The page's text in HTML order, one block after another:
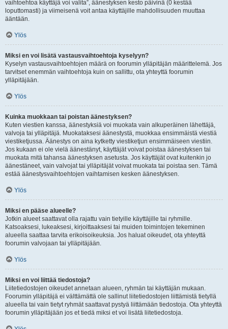
vaihtoehtoa käyttäjä voi valita”, äänestyksen kesto päivinä (0 kestää
loputtomasti) ja viimeisenä voit antaa käyttäjille mahdollisuuden muuttaa
ääntään.
Ylös
Miksi en voi lisätä vastausvaihtoehtoja kyselyyn?
Kyselyn vastausvaihtoehtojen määrä on foorumin ylläpitäjän määrittelemä. Jos
tarvitset enemmän vaihtoehtoja kuin on sallittu, ota yhteyttä foorumin
ylläpitäjään.
Ylös
Kuinka muokkaan tai poistan äänestyksen?
Kuten viestien kanssa, äänestyksiä voi muokata vain alkuperäinen lähettäjä,
valvoja tai ylläpitäjä. Muokataksesi äänestystä, muokkaa ensimmäistä viestiä
viestiketjussa. Äänestys on aina kytketty viestiketjun ensimmäiseen viestiin.
Jos kukaan ei ole vielä äänestänyt, käyttäjät voivat poistaa äänestyksen tai
muokata mitä tahansa äänestyksen asetusta. Jos käyttäjät ovat kuitenkin jo
äänestäneet, vain valvojat tai ylläpitäjät voivat muokata tai poistaa sen. Tämä
estää äänestysvaihtoehtojen vaihtamisen kesken äänestyksen.
Ylös
Miksi en pääse alueelle?
Jotkin alueet saattavat olla rajattu vain tietyille käyttäjille tai ryhmille.
Katsoaksesi, lukeaksesi, kirjoittaaksesi tai muiden toimintojen tekeminen
alueella saattaa tarvita erikoisoikeuksia. Jos haluat oikeudet, ota yhteyttä
foorumin valvojaan tai ylläpitäjään.
Ylös
Miksi en voi liittää tiedostoja?
Liitetiedostojen oikeudet annetaan alueen, ryhmän tai käyttäjän mukaan.
Foorumin ylläpitäjä ei välttämättä ole sallinut liitetiedostojen liittämistä tietyllä
alueella tai vain tietyt ryhmät saattavat pystyä liittämään tiedostoja. Ota yhteyttä
foorumin ylläpitäjään jos et tiedä miksi et voi lisätä liitetiedostoja.